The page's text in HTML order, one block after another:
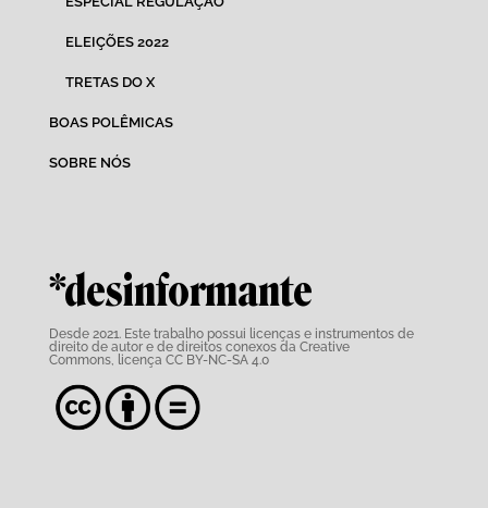
ELEIÇÕES 2022
TRETAS DO X
BOAS POLÊMICAS
SOBRE NÓS
*desinformante
Desde 2021. Este trabalho possui licenças e instrumentos de
direito de autor e de direitos conexos da Creative
Commons, licença CC BY-NC-SA 4.0